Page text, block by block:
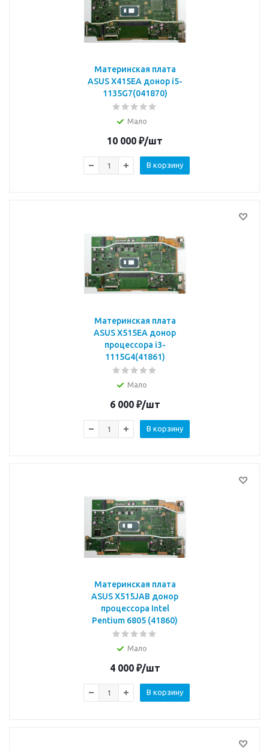
Материнская плата
ASUS X415EA донор i5-
1135G7(041870)
Мало
10 000 ₽/шт
В корзину
Материнская плата
ASUS X515EA донор
процессора i3-
1115G4(41861)
Мало
6 000₽/шт
В корзину
Материнская плата
ASUS X515JAB донор
процессора Intel
Pentium 6805 (41860)
Мало
4 000₽/шт
В корзину